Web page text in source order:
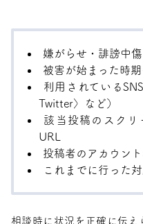
嫌がらせ・誹謗中
被害が始まった時
利用されている
Twitter〉など）
該当投稿のスクリ
URL
投稿者のアカウン
これまでに行った
相談時に状況を正確に伝